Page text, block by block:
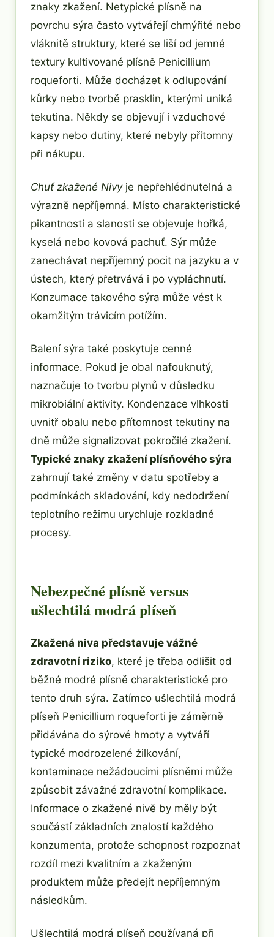
znaky zkažení. Netypické plísně na
povrchu sýra často vytvářejí chmýřité nebo
vláknitě struktury, které se liší od jemné
textury kultivované plísně Penicillium
roqueforti. Může docházet k odlupování
kůrky nebo tvorbě prasklin, kterými uniká
tekutina. Někdy se objevují i vzduchové
kapsy nebo dutiny, které nebyly přítomny
při nákupu.
Chuť zkažené Nivyje nepřehlédnutelná a
výrazně nepříjemná. Místo charakteristické
pikantnosti a slanosti se objevuje hořká,
kyselá nebo kovová pachuť. Sýr může
zanechávat nepříjemný pocit na jazyku a v
ústech, který přetrvává i po vypláchnutí.
Konzumace takového sýra může vést k
okamžitým trávicím potížím.
Balení sýra také poskytuje cenné
informace. Pokud je obal nafouknutý,
naznačuje to tvorbu plynů v důsledku
mikrobiální aktivity. Kondenzace vlhkosti
uvnitř obalu nebo přítomnost tekutiny na
dně může signalizovat pokročilé zkažení.
Typické znaky zkažení plísňového sýra
zahrnují také změny v datu spotřeby a
podmínkách skladování, kdy nedodržení
teplotního režimu urychluje rozkladné
procesy.
Nebezpečné plísně versus
ušlechtilá modrá plíseň
Zkažená niva představuje vážné
zdravotní riziko, které je třeba odlišit od
běžné modré plísně charakteristické pro
tento druh sýra. Zatímco ušlechtilá modrá
plíseň Penicillium roqueforti je záměrně
přidávána do sýrové hmoty a vytváří
typické modrozelené žilkování,
kontaminace nežádoucími plísněmi může
způsobit závažné zdravotní komplikace.
Informace o zkažené nivě by měly být
součástí základních znalostí každého
konzumenta, protože schopnost rozpoznat
rozdíl mezi kvalitním a zkaženým
produktem může předejít nepříjemným
následkům.
Ušlechtilá modrá plíseň používaná při